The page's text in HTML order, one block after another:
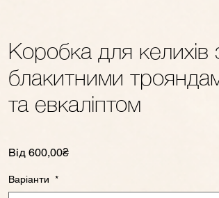
Коробка для келихів
блакитними
та евкаліптом
Від 600,00₴За
Варіанти *